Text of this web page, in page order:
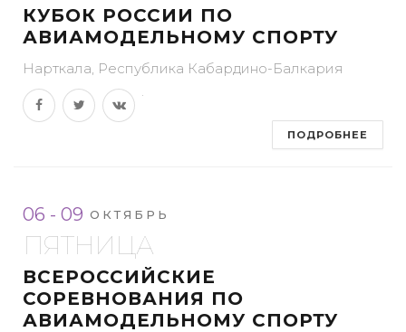
КУБОК РОССИИ ПО
АВИАМОДЕЛЬНОМУ СПОРТУ
Нарткала, Республика Кабардино-Балкария
ПОДРОБНЕЕ
06 - 09 ОКТЯБРЬ
ПЯТНИЦА
ВСЕРОССИЙСКИЕ
СОРЕВНОВАНИЯ ПО
АВИАМОДЕЛЬНОМУ СПОРТУ